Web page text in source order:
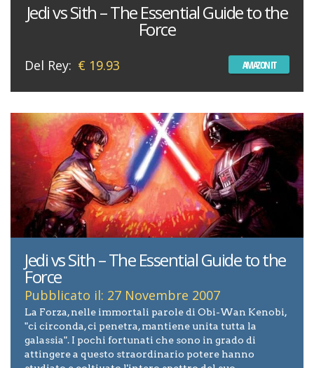
Jedi vs Sith – The Essential Guide to the
Force
Del Rey: € 19.93 AMAZON IT
Jedi vs Sith – The Essential Guide to the
Force
Pubblicato il: 27 Novembre 2007
La Forza, nelle immortali parole di Obi-Wan Kenobi,
"ci circonda, ci penetra, mantiene unita tutta la
galassia". I pochi fortunati che sono in grado di
attingere a questo straordinario potere hanno